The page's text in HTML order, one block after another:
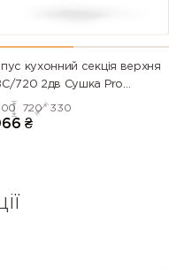
кухонний секцiя верхня
720 2дв Сушка Pro
(Серія М))
720 330
₴